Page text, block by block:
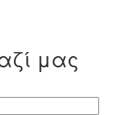
μας